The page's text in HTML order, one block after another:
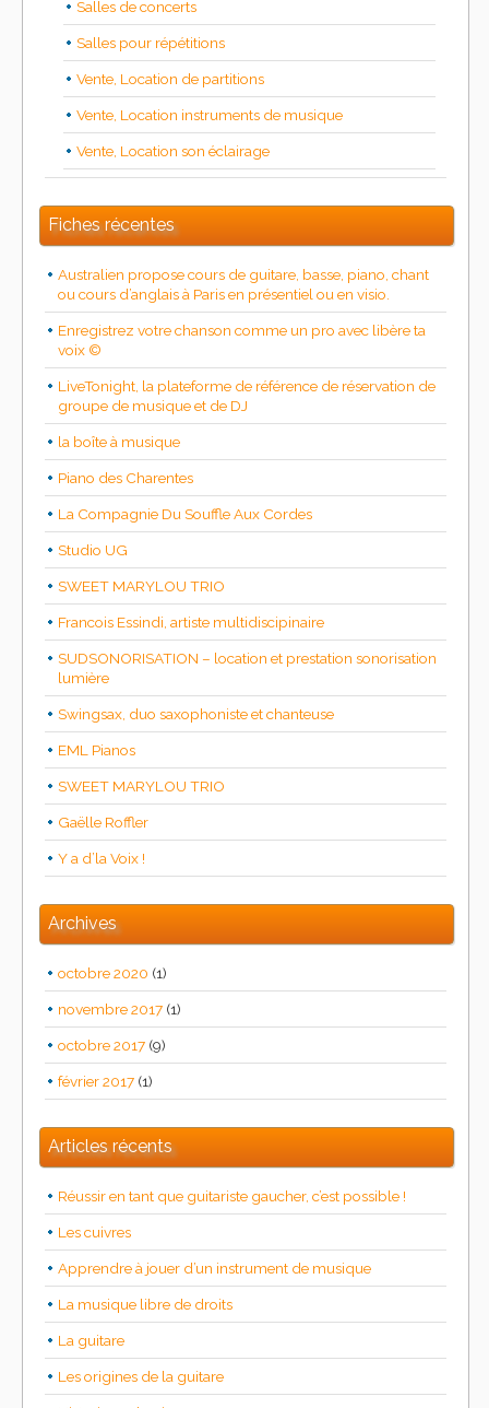
Salles de concerts
Salles pour répétitions
Vente, Location de partitions
Vente, Location instruments de musique
Vente, Location son éclairage
Fiches récentes
Australien propose cours de guitare, basse, piano, chant
ou cours d’anglais à Paris en présentiel ou en visio.
Enregistrez votre chanson comme un pro avec libère ta
voix ©
LiveTonight, la plateforme de référence de réservation de
groupe de musique et de DJ
la boîte à musique
Piano des Charentes
La Compagnie Du Souffle Aux Cordes
Studio UG
SWEET MARYLOU TRIO
Francois Essindi, artiste multidiscipinaire
SUDSONORISATION – location et prestation sonorisation
lumière
Swingsax, duo saxophoniste et chanteuse
EML Pianos
SWEET MARYLOU TRIO
Gaëlle Roffler
Y a d’la Voix !
Archives
octobre 2020 (1)
novembre 2017 (1)
octobre 2017 (9)
février 2017 (1)
Articles récents
Réussir en tant que guitariste gaucher, c’est possible !
Les cuivres
Apprendre à jouer d’un instrument de musique
La musique libre de droits
La guitare
Les origines de la guitare